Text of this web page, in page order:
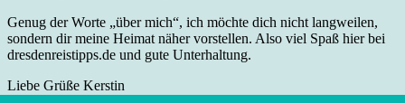
Genug der Worte „über mich“, ich möchte dich nicht langweilen,
sondern dir meine Heimat näher vorstellen. Also viel Spaß hier bei
dresdenreistipps.de und gute Unterhaltung.
Liebe Grüße Kerstin